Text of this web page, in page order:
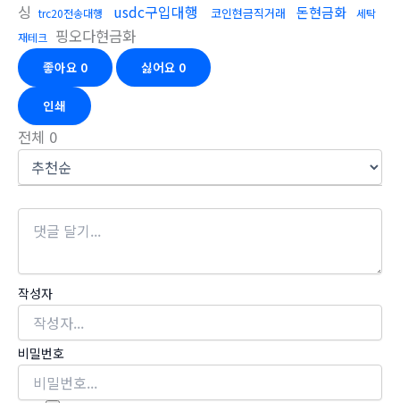
싱 trc20전송대행 usdc구입대행 코인현금직거래 돈현금화
세탁
재테크
핑오다현금화
좋아요 0 싫어요 0
인쇄
전체 0
작성자
비밀번호